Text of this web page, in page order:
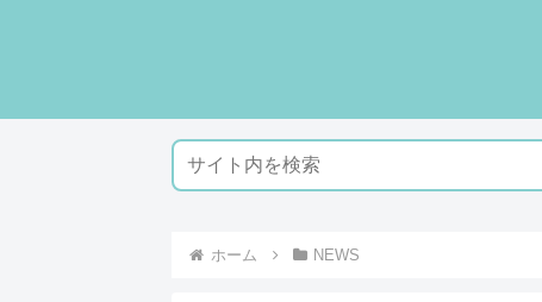
ホーム NEWS